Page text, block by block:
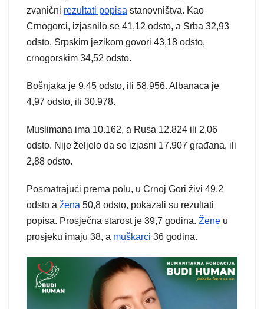
zvanični rezultati popisa stanovništva. Kao
Crnogorci, izjasnilo se 41,12 odsto, a Srba 32,93
odsto. Srpskim jezikom govori 43,18 odsto,
crnogorskim 34,52 odsto.
Bošnjaka je 9,45 odsto, ili 58.956. Albanaca je
4,97 odsto, ili 30.978.
Muslimana ima 10.162, a Rusa 12.824 ili 2,06
odsto. Nije željelo da se izjasni 17.907 građana, ili
2,88 odsto.
Posmatrajući prema polu, u Crnoj Gori živi 49,2
odsto a žena 50,8 odsto, pokazali su rezultati
popisa. Prosječna starost je 39,7 godina. Žene u
prosjeku imaju 38, a muškarci 36 godina.